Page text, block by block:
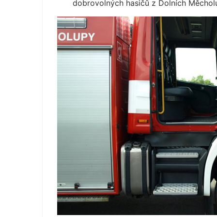
dobrovolných hasičů z Dolních